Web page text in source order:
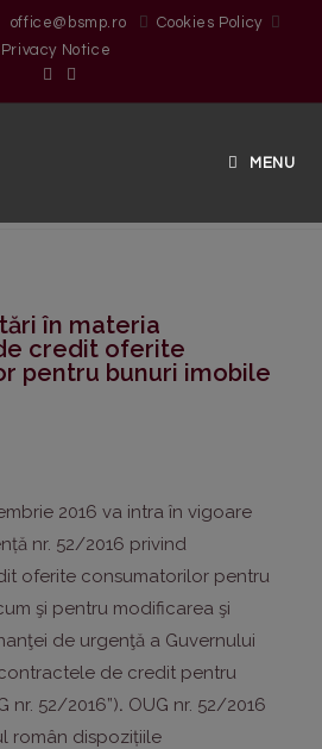
office@bsmp.ro
Cookies Policy
Privacy Notice
MENU
în materia
credit oferite
pentru bunuri imobile
2016 va intra în vigoare
nr. 52/2016 privind
oferite consumatorilor pentru
şi pentru modificarea şi
de urgenţă a Guvernului
de credit pentru
nr. 52/2016”). OUG nr. 52/2016
român dispozițiile